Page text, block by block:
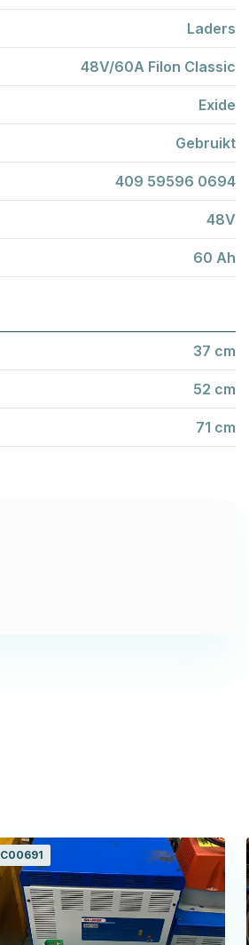
Laders
48V/60A Filon Classic
Exide
Gebruikt
409 59596 0694
48V
60 Ah
37 cm
52 cm
71 cm
C00691